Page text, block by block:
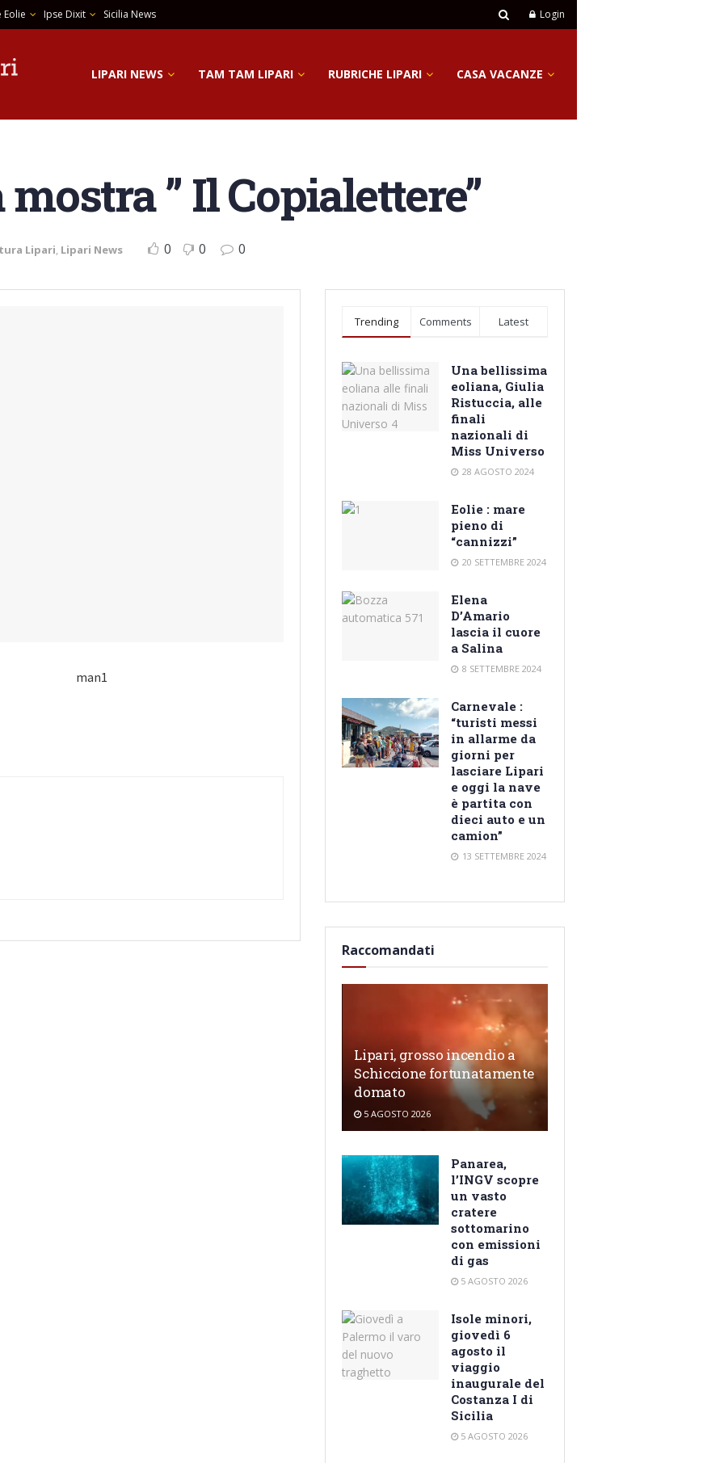
Eolie Ipse Dixit Sicilia News Login
LIPARI NEWS TAM TAM LIPARI RUBRICHE LIPARI CASA VACANZE
” Il Copialettere”
Lipari, Lipari News 0 0 0
Trending Comments Latest
Una bellissima
eoliana, Giulia
Ristuccia, alle
finali
nazionali di
Miss Universo
28 AGOSTO 2024
Eolie : mare
pieno di
“cannizzi”
20 SETTEMBRE 2024
Elena
D’Amario
lascia il cuore
a Salina
8 SETTEMBRE 2024
Carnevale :
“turisti messi
in allarme da
giorni per
lasciare Lipari
e oggi la nave
è partita con
dieci auto e un
camion”
13 SETTEMBRE 2024
Raccomandati
Lipari, grosso incendio a
Schiccione fortunatamente
domato
5 AGOSTO 2026
Panarea,
l’INGV scopre
un vasto
cratere
sottomarino
con emissioni
di gas
5 AGOSTO 2026
Isole minori,
giovedì 6
agosto il
viaggio
inaugurale del
Costanza I di
Sicilia
5 AGOSTO 2026